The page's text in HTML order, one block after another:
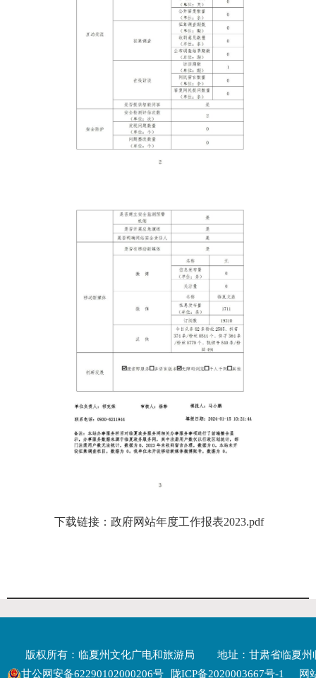
下载链接： 政府网站年度工作报表2023.pdf
版权所有：临夏州文化广电和旅游局
地址：甘肃省临夏州
甘公网安备62290102000206号
陇ICP备2020003667号-1 网